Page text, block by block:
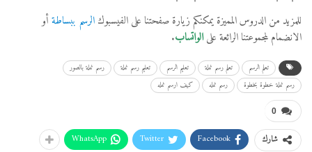
للمزيد من الدروس المميزة يمكنكم زيارة صفحتنا على الفيسبوكالرسم ببساطةأو
الانضمام لمجموعتنا الرائعة علىالواتساب.
تعلم الرسم تعلم رسم نملة تعليم الرسم تعليم رسم نملة
رسم نملة بالصور
رسم نملة خطوة بخطوة
رسم نمله كيف ارسم نمله
0
شارك Facebook
Twitter
WhatsApp